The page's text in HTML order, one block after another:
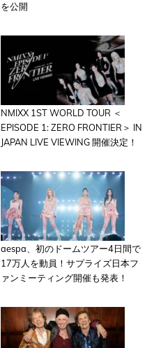
を公開
NMIXX 1ST WORLD TOUR ＜
EPISODE 1: ZERO FRONTIER＞ IN
JAPAN LIVE VIEWING 開催決定！
aespa、初のドームツアー4日間で
17万人を動員！サプライズ日本フ
ァンミーティング開催も発表！